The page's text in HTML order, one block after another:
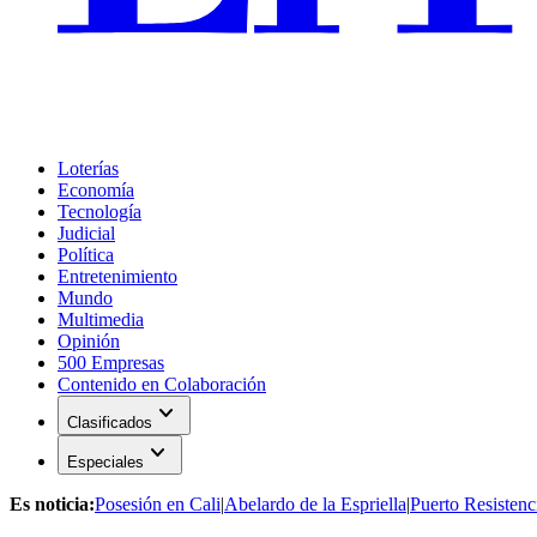
Loterías
Economía
Tecnología
Judicial
Política
Entretenimiento
Mundo
Multimedia
Opinión
500 Empresas
Contenido en Colaboración
Clasificados expand_more
Especiales expand_more
Es noticia:Posesión en Cali|Abelardo de la Espriella|Puerto